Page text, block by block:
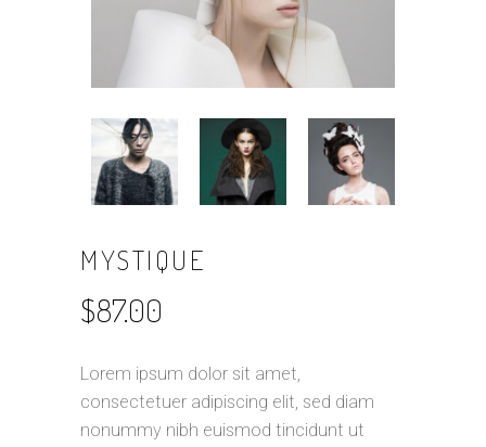
MYSTIQUE
$87.00
Lorem ipsum dolor sit amet,
consectetuer adipiscing elit, sed diam
nonummy nibh euismod tincidunt ut